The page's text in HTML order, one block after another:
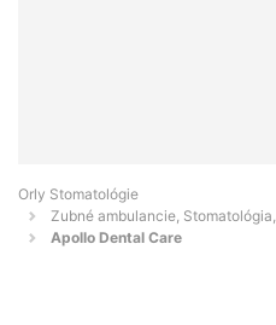
Orly Stomatológie
Zubné ambulancie,
Apollo Dental Care